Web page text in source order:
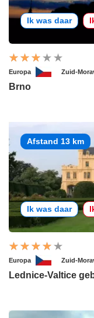
Ik was daar
Europa Zuid-
Brno
Afstand 13 km
Ik was daar
Europa Zuid-
Lednice-Valtice